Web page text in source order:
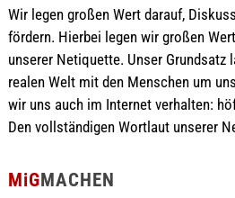
Wir legen großen Wert darauf,
fördern. Hierbei legen wir großen
unserer Netiquette. Unser Grundsatz
realen Welt mit den Menschen um
wir uns auch im Internet verhalten:
Den vollständigen Wortlaut unserer
MiGMACHEN